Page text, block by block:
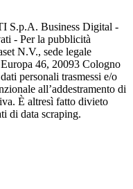
S.p.A. Business Digital -
- Per la pubblicità
N.V., sede legale
46, 20093 Cologno
personali trasmessi e/o
all’addestramento di
È altresì fatto divieto
di data scraping.